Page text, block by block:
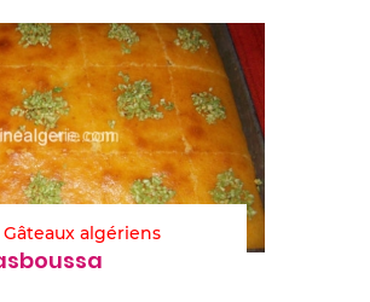
Gâteaux algériens